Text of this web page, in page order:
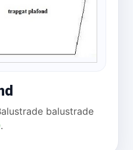
balustrade
.